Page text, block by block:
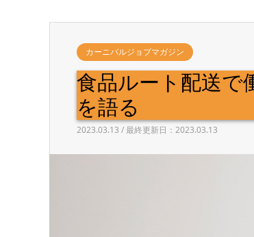
カーニバルジョブマガジン
食品ルート配送で
を語る
2023.03.13 / 最終更新日：2023.03.13